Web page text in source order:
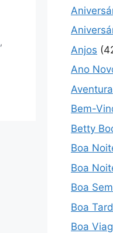
,
Anjos
Ano
Aventura
Bem-
Betty
Boa
Boa
Boa
Boa
Boa